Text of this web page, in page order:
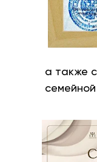
а также
семейной